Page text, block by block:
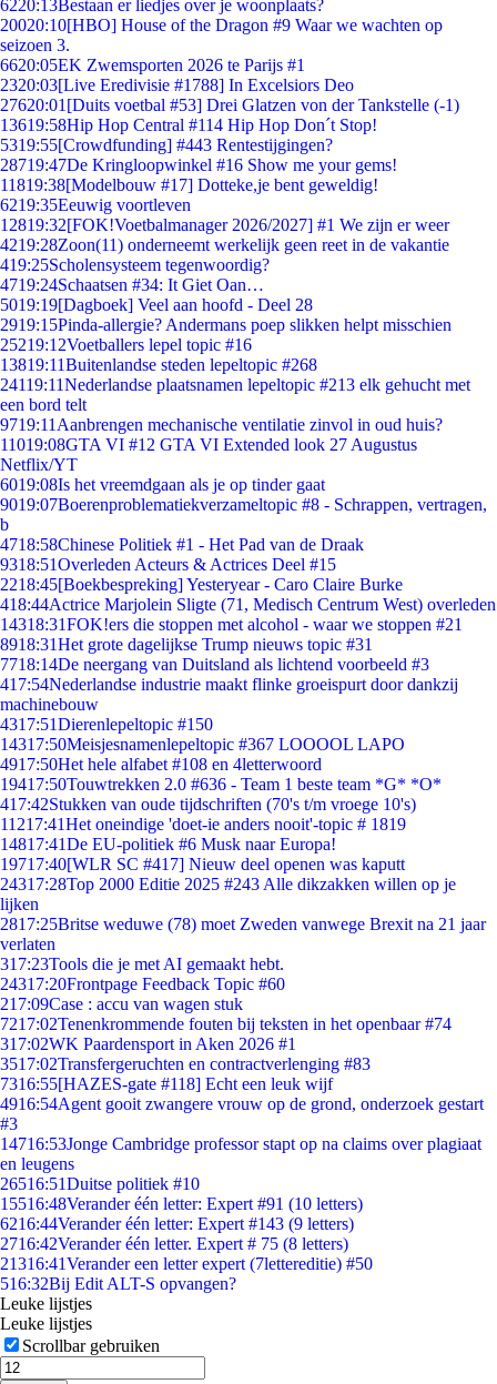
6220:13Bestaan er liedjes over je woonplaats?
20020:10[HBO] House of the Dragon #9 Waar we wachten op
seizoen 3.
6620:05EK Zwemsporten 2026 te Parijs #1
2320:03[Live Eredivisie #1788] In Excelsiors Deo
27620:01 [Duits voetbal #53] Drei Glatzen von der Tankstelle (-1)
13619:58Hip Hop Central #114 Hip Hop Don´t Stop!
5319:55[Crowdfunding] #443 Rentestijgingen?
28719:47De Kringloopwinkel #16 Show me your gems!
11819:38[Modelbouw #17] Dotteke,je bent geweldig!
6219:35Eeuwig voortleven
12819:32[FOK!Voetbalmanager 2026/2027] #1 We zijn er weer
4219:28Zoon(11) onderneemt werkelijk geen reet in de vakantie
419:25Scholensysteem tegenwoordig?
4719:24Schaatsen #34: It Giet Oan…
5019:19[Dagboek] Veel aan hoofd - Deel 28
2919:15Pinda-allergie? Andermans poep slikken helpt misschien
25219:12Voetballers lepel topic #16
13819:11Buitenlandse steden lepeltopic #268
24119:11Nederlandse plaatsnamen lepeltopic #213 elk gehucht met
een bord telt
9719:11 Aanbrengen mechanische ventilatie zinvol in oud huis?
11019:08GTA VI #12 GTA VI Extended look 27 Augustus
Netflix/YT
6019:08Is het vreemdgaan als je op tinder gaat
9019:07Boerenproblematiekverzameltopic #8 - Schrappen, vertragen,
b
4718:58Chinese Politiek #1 - Het Pad van de Draak
9318:51Overleden Acteurs & Actrices Deel #15
2218:45[Boekbespreking] Yesteryear - Caro Claire Burke
418:44Actrice Marjolein Sligte (71, Medisch Centrum West) overleden
14318:31FOK!ers die stoppen met alcohol - waar we stoppen #21
8918:31Het grote dagelijkse Trump nieuws topic #31
7718:14De neergang van Duitsland als lichtend voorbeeld #3
417:54Nederlandse industrie maakt flinke groeispurt door dankzij
machinebouw
4317:51Dierenlepeltopic #150
14317:50Meisjesnamenlepeltopic #367 LOOOOL LAPO
4917:50Het hele alfabet #108 en 4letterwoord
19417:50Touwtrekken 2.0 #636 - Team 1 beste team *G* *O*
417:42Stukken van oude tijdschriften (70's t/m vroege 10's)
11217:41Het oneindige 'doet-ie anders nooit'-topic # 1819
14817:41De EU-politiek #6 Musk naar Europa!
19717:40[WLR SC #417] Nieuw deel openen was kaputt
24317:28Top 2000 Editie 2025 #243 Alle dikzakken willen op je
lijken
2817:25Britse weduwe (78) moet Zweden vanwege Brexit na 21 jaar
verlaten
317:23Tools die je met AI gemaakt hebt.
24317:20Frontpage Feedback Topic #60
217:09Case : accu van wagen stuk
7217:02Tenenkrommende fouten bij teksten in het openbaar #74
317:02WK Paardensport in Aken 2026 #1
3517:02Transfergeruchten en contractverlenging #83
7316:55[HAZES-gate #118] Echt een leuk wijf
4916:54Agent gooit zwangere vrouw op de grond, onderzoek gestart
#3
14716:53Jonge Cambridge professor stapt op na claims over plagiaat
en leugens
26516:51Duitse politiek #10
15516:48Verander één letter: Expert #91 (10 letters)
6216:44Verander één letter: Expert #143 (9 letters)
2716:42Verander één letter. Expert # 75 (8 letters)
21316:41Verander een letter expert (7lettereditie) #50
516:32Bij Edit ALT-S opvangen?
Leuke lijstjes
Leuke lijstjes
Scrollbar gebruiken